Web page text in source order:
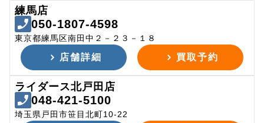
練馬店
050-1807-4598
東京都練馬区南田中２－２３－１８
店舗詳細 買取予約
ライダース北戸田店
048-421-5100
埼玉県戸田市笹目北町10-22